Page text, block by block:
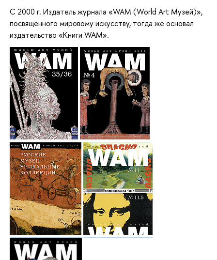
С 2000 г. Издатель журнала «WAM (World Art Mузей)»,
посвященного мировому искусству, тогда же основал
издательство «Книги WAM».